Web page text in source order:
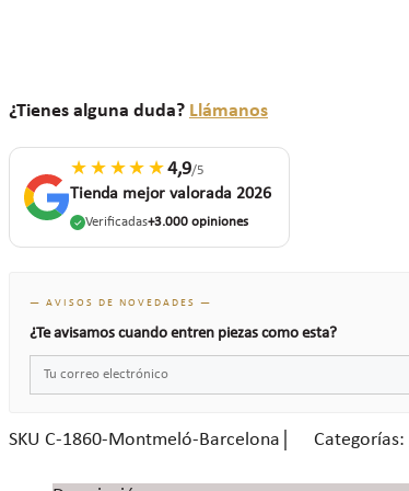
¿Tienes alguna duda? Llámanos
★★★★★4,9/5
Tienda mejor valorada 2026
Verificadas+3.000 opiniones
— AVISOS DE NOVEDADES —
¿Te avisamos cuando entren piezas como esta?
SKU C-1860-Montmeló-Barcelona Categorías: